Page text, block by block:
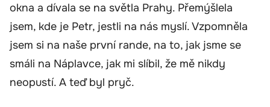
okna a dívala se na světla Prahy. Přemýšlela
jsem, kde je Petr, jestli na nás myslí. Vzpomněla
jsem si na naše první rande, na to, jak jsme se
smáli na Náplavce, jak mi slíbil, že mě nikdy
neopustí. A teď byl pryč.